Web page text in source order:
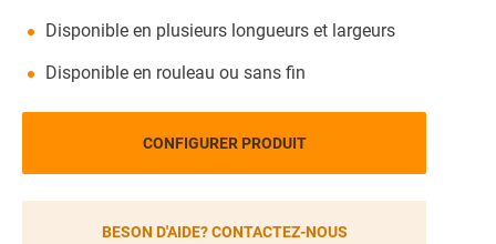
Disponible en plusieurs longueurs et largeurs
Disponible en rouleau ou sans fin
CONFIGURER PRODUIT
BESON D'AIDE? CONTACTEZ-NOUS